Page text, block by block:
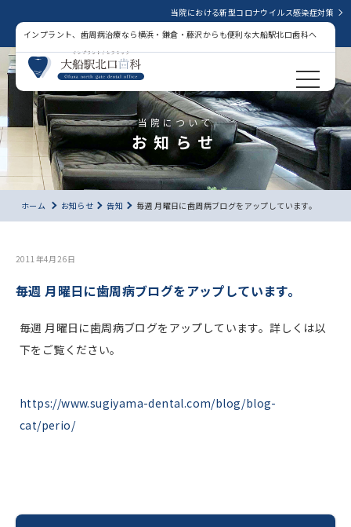
当院における新型コロナウイルス感染症対策
インプラント、歯周病治療なら横浜・鎌倉・藤沢からも便利な大船駅北口歯科へ
当院について
お知らせ
ホーム お知らせ 告知 毎週 月曜日に歯周病ブログをアップしています。
2011年4月26日
毎週 月曜日に歯周病ブログをアップしています。
毎週 月曜日に歯周病ブログをアップしています。詳しくは以
下をご覧ください。
https://www.sugiyama-dental.com/blog/blog-
cat/perio/